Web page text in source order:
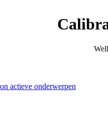
actieve onderwerpen